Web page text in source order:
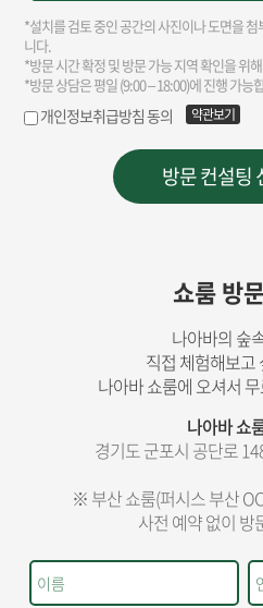
쇼룸 방
나아바의 숲
직접 체험해보고
나아바 쇼룸에 오셔서
나아바 쇼
경기도 군포시 공단로
※ 부산 쇼룸(퍼시스 부산
사전 예약 없이 방